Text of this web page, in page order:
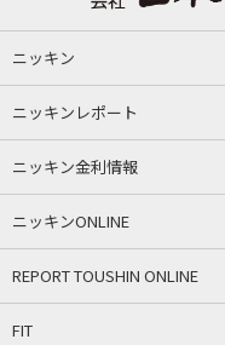
ニッキン
ニッキンレポート
ニッキン金利情報
ニッキンONLINE
REPORT TOUSHIN ONLINE
FIT